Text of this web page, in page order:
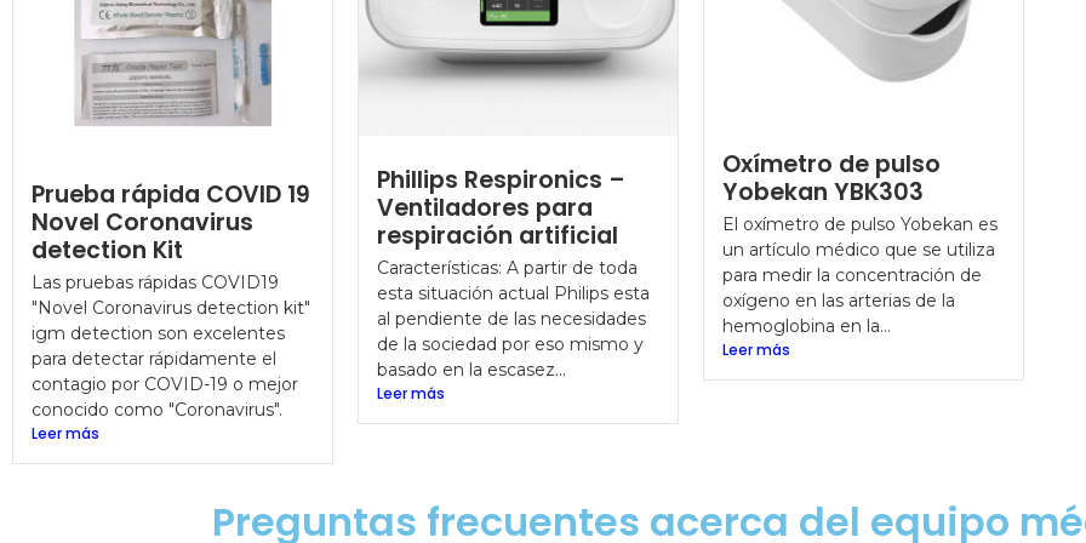
Oxímetro de pulso
Yobekan YBK303
El oxímetro de pulso Yobekan es
un artículo médico que se utiliza
para medir la concentración de
oxígeno en las arterias de la
hemoglobina en la...
Leer más
Prueba rápida COVID 19
Novel Coronavirus
detection Kit
Las pruebas rápidas COVID19
"Novel Coronavirus detection kit"
igm detection son excelentes
para detectar rápidamente el
contagio por COVID-19 o mejor
conocido como "Coronavirus".
Leer más
Phillips Respironics –
Ventiladores para
respiración artificial
Características: A partir de toda
esta situación actual Philips esta
al pendiente de las necesidades
de la sociedad por eso mismo y
basado en la escasez...
Leer más
Preguntas frecuentes acerca del equipo